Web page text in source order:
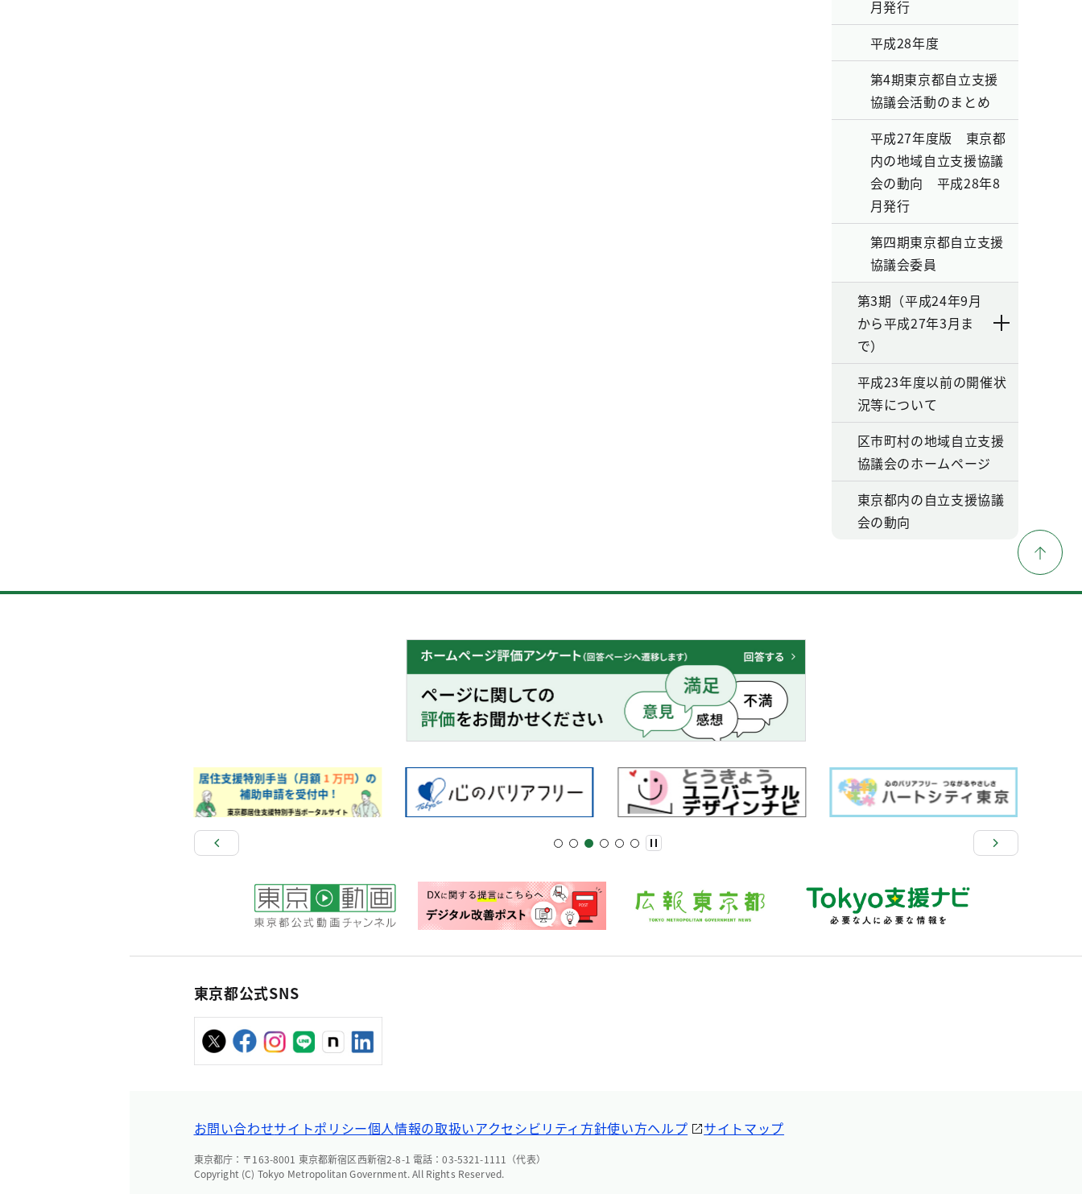
月発行
平成28年度
第4期東京都自立支援
協議会活動のまとめ
平成27年度版 東京都
内の地域自立支援協議
会の動向 平成28年8
月発行
第四期東京都自立支援
協議会委員
第3期（平成24年9月
から平成27年3月ま
で）
平成23年度以前の開催状
況等について
区市町村の地域自立支援
協議会のホームページ
東京都内の自立支援協議
会の動向
東京都公式SNS
お問い合わせサイトポリシー個人情報の取扱いアクセシビリティ方針使い方ヘルプ サイトマップ
東京都庁：〒163-8001 東京都新宿区西新宿2-8-1 電話：03-5321-1111（代表）
Copyright (C) Tokyo Metropolitan Government. All Rights Reserved.